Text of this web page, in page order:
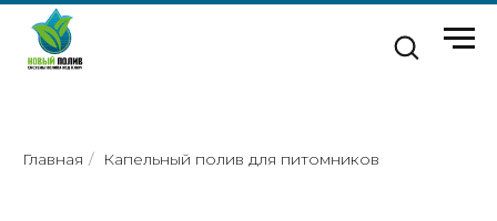
Главная / Капельный полив для питомников